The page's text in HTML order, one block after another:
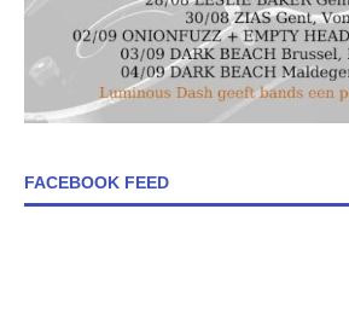
FACEBOOK FEED